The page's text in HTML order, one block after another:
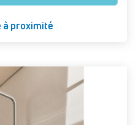
à proximité